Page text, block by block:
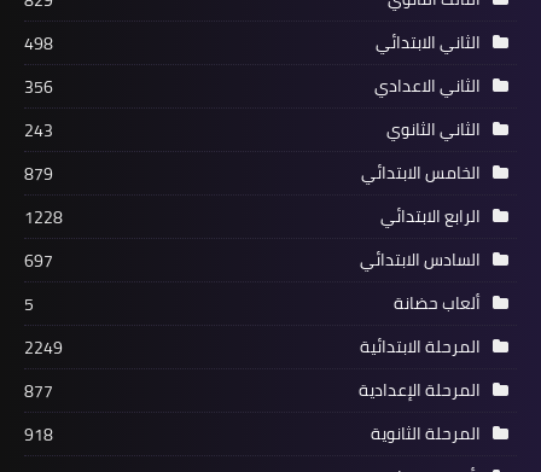
الثاني الابتدائي
498
الثاني الاعدادي
356
الثاني الثانوي
243
الخامس الابتدائي
879
الرابع الابتدائي
1228
السادس الابتدائي
697
ألعاب حضانة
5
المرحلة الابتدائية
2249
المرحلة الإعدادية
877
المرحلة الثانوية
918